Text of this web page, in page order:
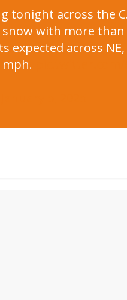
tonight across the
snow with more
across NE,